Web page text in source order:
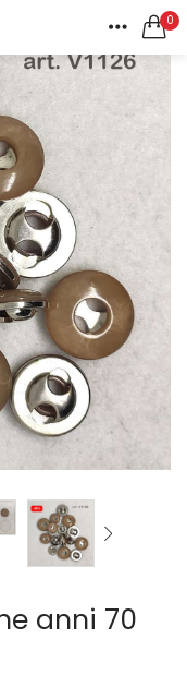
0
HOME
ACCOUNT
anni 70